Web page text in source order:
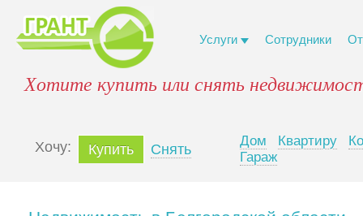
Услуги Сотрудники
Хотите купить или снять
Xочу: Купить Снять
Дом Квартиру
Гараж